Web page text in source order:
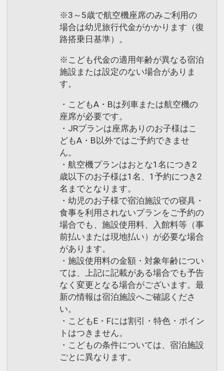
※3～5歳で航空機座席のみご利用の
場合は幼児旅行代金がかかります（復
路搭乗日基準）。
※こども代金の適用年齢が異なる宿泊
施設または設定のない場合がありま
す。
・こどもA・Bは列車または航空機の
座席が必要です。
・JRプランは座席ありのお子様はこ
どもA・B以外ではご予約できませ
ん。
・航空機プランはおとな1名につき2
歳以下のお子様は1名、1予約につき2
名までとなります。
・幼児のお子様で宿泊施設での寝具・
食事を利用されないプランをご予約の
場合でも、施設使用料、入館料等（事
前払いまたは現地払い）が必要な場合
があります。
・施設使用料の金額・対象年齢につい
ては、上記に記載がある場合でも予告
なく変更となる場合がございます。最
新の情報は宿泊施設へご確認くださ
い。
・こどもE・Fには割引・特色・ポイン
トはつきません。
・こどもの条件については、宿泊施設
ごとに異なります。